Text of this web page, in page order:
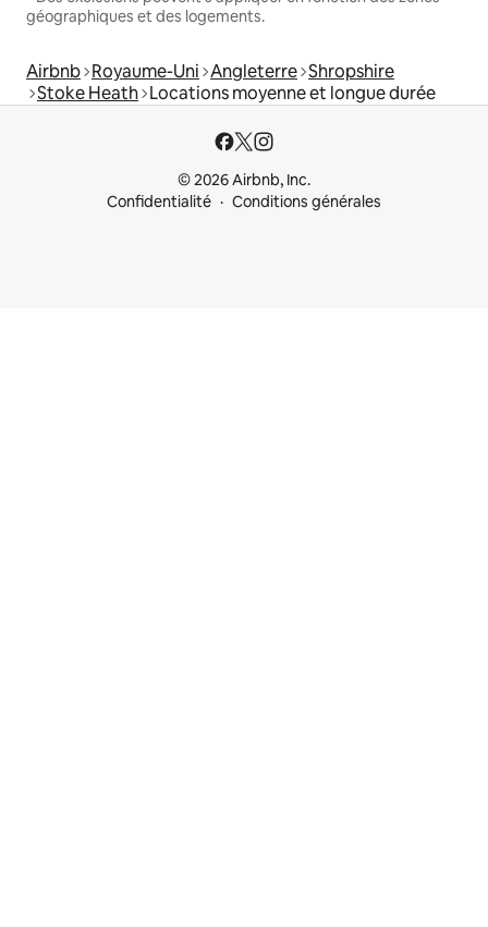
géographiques et des logements.
Airbnb Royaume-Uni Angleterre Shropshire
Stoke Heath Locations moyenne et longue durée
© 2026 Airbnb, Inc.
Confidentialité
Conditions générales